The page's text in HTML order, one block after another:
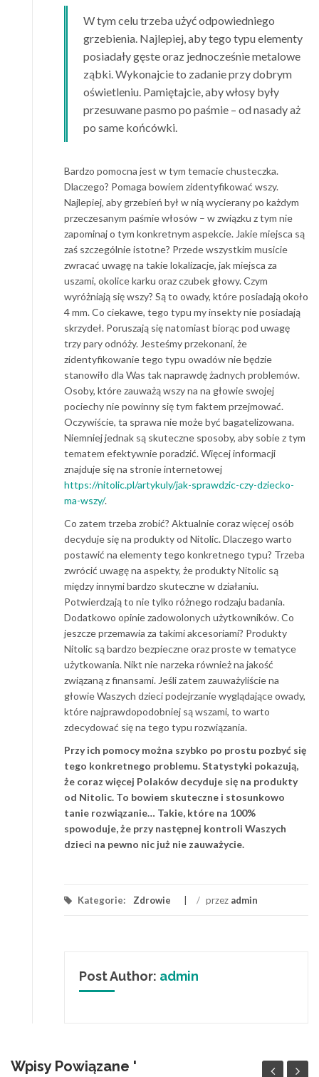
W tym celu trzeba użyć odpowiedniego
grzebienia. Najlepiej, aby tego typu elementy
posiadały gęste oraz jednocześnie metalowe
ząbki. Wykonajcie to zadanie przy dobrym
oświetleniu. Pamiętajcie, aby włosy były
przesuwane pasmo po paśmie – od nasady aż
po same końcówki.
Bardzo pomocna jest w tym temacie chusteczka.
Dlaczego? Pomaga bowiem zidentyfikować wszy.
Najlepiej, aby grzebień był w nią wycierany po każdym
przeczesanym paśmie włosów – w związku z tym nie
zapominaj o tym konkretnym aspekcie. Jakie miejsca są
zaś szczególnie istotne? Przede wszystkim musicie
zwracać uwagę na takie lokalizacje, jak miejsca za
uszami, okolice karku oraz czubek głowy. Czym
wyróżniają się wszy? Są to owady, które posiadają około
4 mm. Co ciekawe, tego typu my insekty nie posiadają
skrzydeł. Poruszają się natomiast biorąc pod uwagę
trzy pary odnóży. Jesteśmy przekonani, że
zidentyfikowanie tego typu owadów nie będzie
stanowiło dla Was tak naprawdę żadnych problemów.
Osoby, które zauważą wszy na na głowie swojej
pociechy nie powinny się tym faktem przejmować.
Oczywiście, ta sprawa nie może być bagatelizowana.
Niemniej jednak są skuteczne sposoby, aby sobie z tym
tematem efektywnie poradzić. Więcej informacji
znajduje się na stronie internetowej
https://nitolic.pl/artykuly/jak-sprawdzic-czy-dziecko-
ma-wszy/.
Co zatem trzeba zrobić? Aktualnie coraz więcej osób
decyduje się na produkty od Nitolic. Dlaczego warto
postawić na elementy tego konkretnego typu? Trzeba
zwrócić uwagę na aspekty, że produkty Nitolic są
między innymi bardzo skuteczne w działaniu.
Potwierdzają to nie tylko różnego rodzaju badania.
Dodatkowo opinie zadowolonych użytkowników. Co
jeszcze przemawia za takimi akcesoriami? Produkty
Nitolic są bardzo bezpieczne oraz proste w tematyce
użytkowania. Nikt nie narzeka również na jakość
związaną z finansami. Jeśli zatem zauważyliście na
głowie Waszych dzieci podejrzanie wyglądające owady,
które najprawdopodobniej są wszami, to warto
zdecydować się na tego typu rozwiązania.
Przy ich pomocy można szybko po prostu pozbyć się
tego konkretnego problemu. Statystyki pokazują,
że coraz więcej Polaków decyduje się na produkty
od Nitolic. To bowiem skuteczne i stosunkowo
tanie rozwiązanie… Takie, które na 100%
spowoduje, że przy następnej kontroli Waszych
dzieci na pewno nic już nie zauważycie.
Kategorie: Zdrowie / przez admin
Post Author: admin
Wpisy Powiązane '